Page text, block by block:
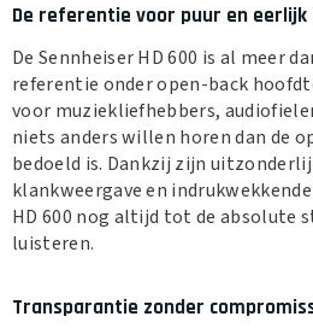
De referentie voor puur en eerlijk
De Sennheiser HD 600 is al meer
referentie onder open-back
voor muziekliefhebbers,
niets anders willen horen dan de
bedoeld is. Dankzij zijn
klankweergave en
HD 600 nog altijd tot de absolute
luisteren.
Transparantie zonder